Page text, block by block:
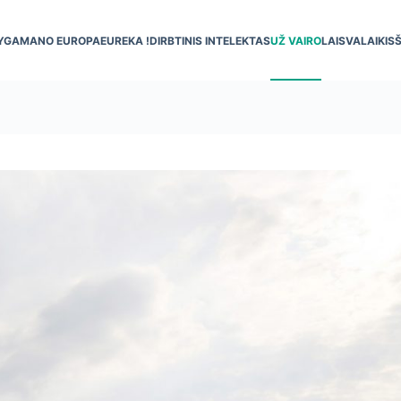
MANO EUROPAEUREKA !DIRBTINIS INTELEKTASUŽ VAIROLAISVALAIKIS